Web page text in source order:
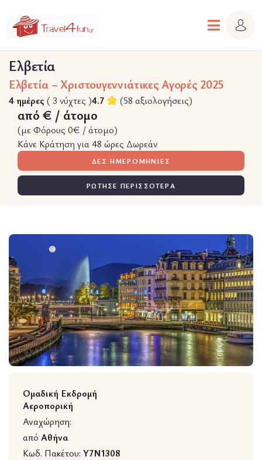
Ελβετία
Ελβετία – Χριστουγεννιάτικες Αγορές 2025
4 ημέρες ( 3 νύχτες )4.7 (58 αξιολογήσεις)
από € / άτομο
(με Φόρους 0€ / άτομο)
Κάνε Κράτηση για 48 ώρες Δωρεάν
ΔΕΣ ΗΜΕΡΟΜΗΝΙΕΣ
ΡΩΤΗΣΕ ΠΕΡΙΣΣΟΤΕΡΑ
Wildlife
Ομαδική Εκδρομή
Αεροπορική
Αναχώρηση:
από Αθήνα
Κωδ. Πακέτου: Y7N1308